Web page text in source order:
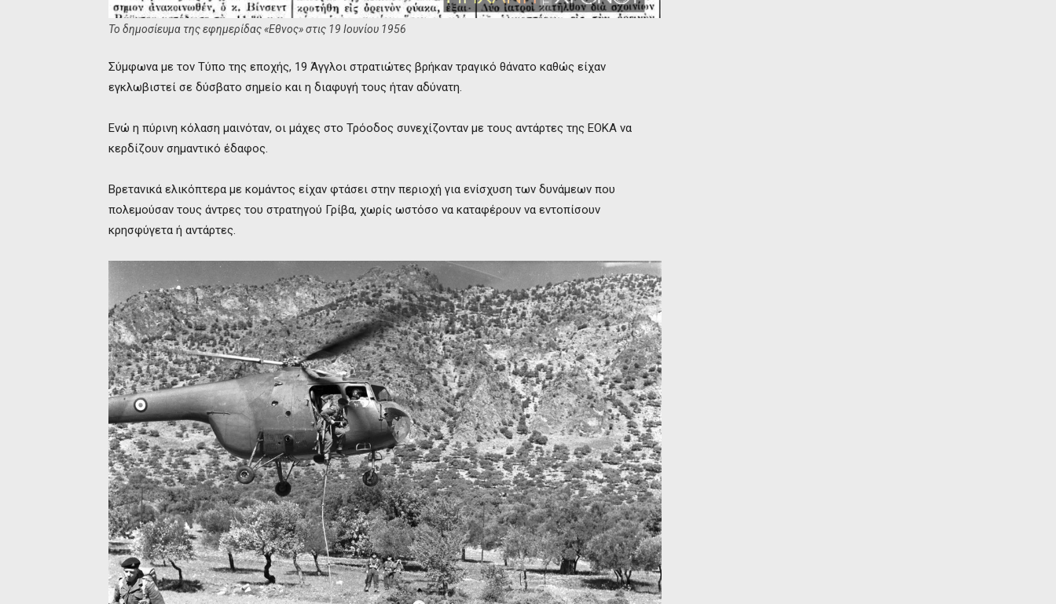
Το δημοσίευμα της εφημερίδας «Εθνος» στις 19 Ιουνίου 1956
Σύμφωνα με τον Τύπο της εποχής, 19 Άγγλοι στρατιώτες βρήκαν τραγικό θάνατο καθώς είχαν
εγκλωβιστεί σε δύσβατο σημείο και η διαφυγή τους ήταν αδύνατη.
Ενώ η πύρινη κόλαση μαινόταν, οι μάχες στο Τρόοδος συνεχίζονταν με τους αντάρτες της ΕΟΚΑ να
κερδίζουν σημαντικό έδαφος.
Βρετανικά ελικόπτερα με κομάντος είχαν φτάσει στην περιοχή για ενίσχυση των δυνάμεων που
πολεμούσαν τους άντρες του στρατηγού Γρίβα, χωρίς ωστόσο να καταφέρουν να εντοπίσουν
κρησφύγετα ή αντάρτες.